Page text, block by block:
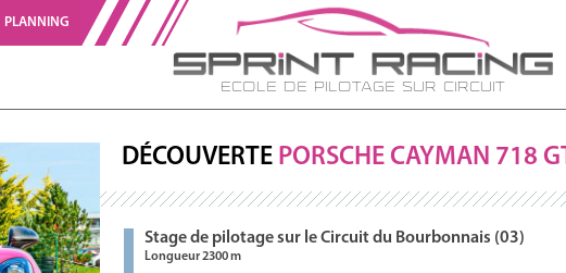
Ecole de Pilotage sur Circuit
PLANNING
DÉCOUVERTE PORSCHE CAYMAN 718
Stage de pilotage sur le Circuit du Bourbonnais (03)
Longueur 2300 m